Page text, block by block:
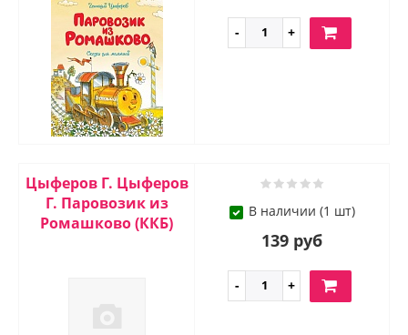
Цыферов Г. Цыферов
Г. Паровозик из
Ромашково (ККБ)
В наличии (1 шт)
139 руб